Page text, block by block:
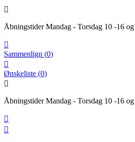

Åbningstider Mandag - Torsdag 10 -16

Sammenlign (0)

Ønskeliste (0)

Åbningstider Mandag - Torsdag 10 -16

